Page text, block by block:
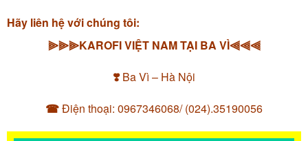
Hãy liên hệ với chúng tôi:
⫸⫸⫸KAROFI VIỆT NAM TẠI BA VÌ⫷⫷⫷
❣️Ba Vì – Hà Nội
☎Điện thoại: 0967346068/ (024).35190056